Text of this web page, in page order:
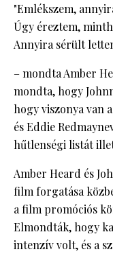
"Emlékszem,
Úgy éreztem,
Annyira sérült
– mondta Amber
mondta, hogy
hogy viszonya van
és Eddie
hűtlenségi listát
Amber Heard és
film forgatása
a film promóciós
Elmondták, hogy
intenzív volt, és a